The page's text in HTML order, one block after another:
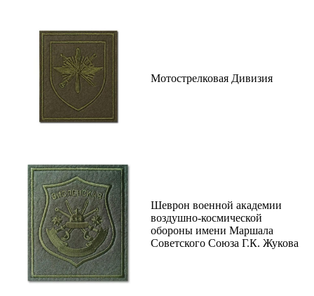
Мотострелковая Дивизия
Шеврон военной академии
воздушно-космической
обороны имени Маршала
Советского Союза Г.К. Жукова